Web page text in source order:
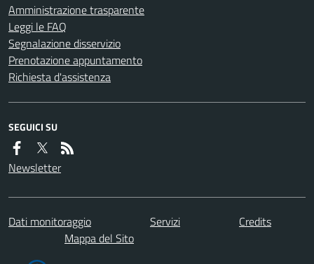
Amministrazione trasparente
Leggi le FAQ
Segnalazione disservizio
Prenotazione appuntamento
Richiesta d'assistenza
SEGUICI SU
Newsletter
Dati monitoraggio Servizi
Credits
Mappa del Sito